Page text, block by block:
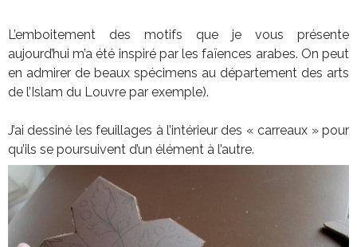
L’emboitement des motifs que je vous présente
aujourd’hui m’a été inspiré par les faïences arabes. On peut
en admirer de beaux spécimens au département des arts
de l’Islam du Louvre par exemple).
J’ai dessiné les feuillages à l’intérieur des « carreaux » pour
qu’ils se poursuivent d’un élément à l’autre.